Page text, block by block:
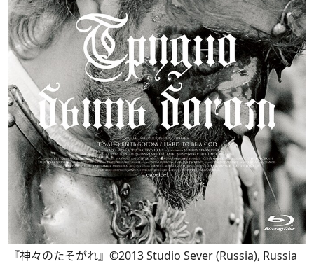
『神々のたそがれ』©2013 Studio Sever (Russia), Russia